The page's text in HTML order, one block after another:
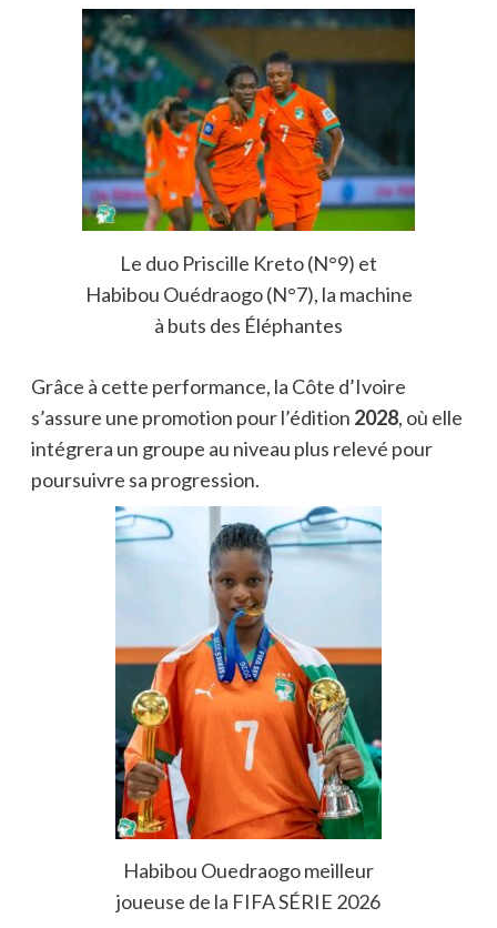
Le duo Priscille Kreto (N°9) et
Habibou Ouédraogo (N°7), la machine
à buts des Éléphantes
Grâce à cette performance, la Côte d’Ivoire
s’assure une promotion pour l’édition 2028, où elle
intégrera un groupe au niveau plus relevé pour
poursuivre sa progression.
Habibou Ouedraogo meilleur
joueuse de la FIFA SÉRIE 2026